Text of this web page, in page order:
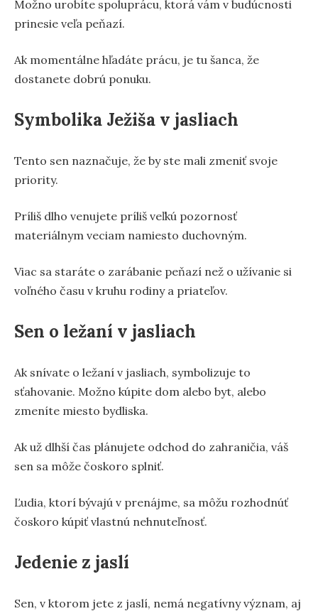
Možno urobíte spoluprácu, ktorá vám v budúcnosti
prinesie veľa peňazí.
Ak momentálne hľadáte prácu, je tu šanca, že
dostanete dobrú ponuku.
Symbolika Ježiša v jasliach
Tento sen naznačuje, že by ste mali zmeniť svoje
priority.
Príliš dlho venujete príliš veľkú pozornosť
materiálnym veciam namiesto duchovným.
Viac sa staráte o zarábanie peňazí než o užívanie si
voľného času v kruhu rodiny a priateľov.
Sen o ležaní v jasliach
Ak snívate o ležaní v jasliach, symbolizuje to
sťahovanie. Možno kúpite dom alebo byt, alebo
zmeníte miesto bydliska.
Ak už dlhší čas plánujete odchod do zahraničia, váš
sen sa môže čoskoro splniť.
Ľudia, ktorí bývajú v prenájme, sa môžu rozhodnúť
čoskoro kúpiť vlastnú nehnuteľnosť.
Jedenie z jaslí
Sen, v ktorom jete z jaslí, nemá negatívny význam, aj